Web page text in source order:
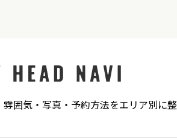
必須
囲気・写真・予約方法をエリア別に